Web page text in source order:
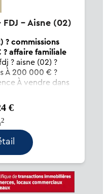
FDJ - Aisne (02)
? commissions
? affaire familiale
? aisne (02) ?
À 200 000 € ?
À vendre dans
(02), belle affaire
exploitée avec
clientèle fidèle
€
2